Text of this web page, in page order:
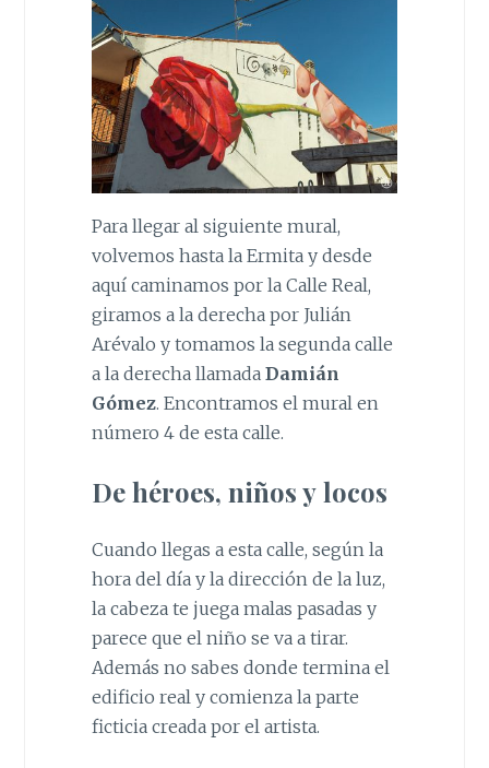
Para llegar al siguiente mural,
volvemos hasta la Ermita y desde
aquí caminamos por la Calle Real,
giramos a la derecha por Julián
Arévalo y tomamos la segunda calle
a la derecha llamada Damián
Gómez. Encontramos el mural en
número 4 de esta calle.
De héroes, niños y locos
Cuando llegas a esta calle, según la
hora del día y la dirección de la luz,
la cabeza te juega malas pasadas y
parece que el niño se va a tirar.
Además no sabes donde termina el
edificio real y comienza la parte
ficticia creada por el artista.